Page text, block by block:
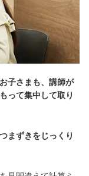
子さまも、講師が
って集中して取り
まずきをじっくり